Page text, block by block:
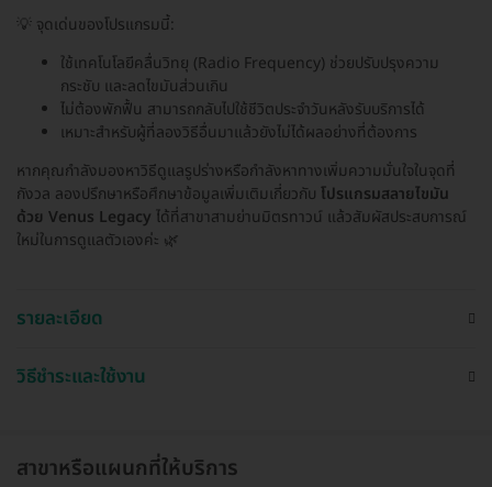
💡 จุดเด่นของโปรแกรมนี้:
ใช้เทคโนโลยีคลื่นวิทยุ (Radio Frequency) ช่วยปรับปรุงความ
กระชับ และลดไขมันส่วนเกิน
ไม่ต้องพักฟื้น สามารถกลับไปใช้ชีวิตประจำวันหลังรับบริการได้
เหมาะสำหรับผู้ที่ลองวิธีอื่นมาแล้วยังไม่ได้ผลอย่างที่ต้องการ
หากคุณกำลังมองหาวิธีดูแลรูปร่างหรือกำลังหาทางเพิ่มความมั่นใจในจุดที่
กังวล ลองปรึกษาหรือศึกษาข้อมูลเพิ่มเติมเกี่ยวกับ โปรแกรมสลายไขมัน
ด้วย Venus Legacy ได้ที่สาขาสามย่านมิตรทาวน์ แล้วสัมผัสประสบการณ์
ใหม่ในการดูแลตัวเองค่ะ 🌿
รายละเอียด
วิธีชำระและใช้งาน
สาขาหรือแผนกที่ให้บริการ